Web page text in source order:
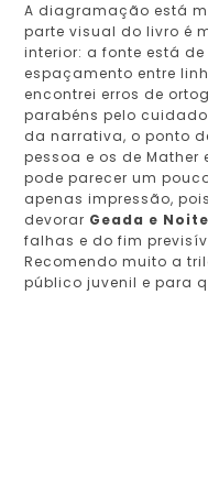
A diagramação está
parte visual do livro é
interior: a fonte está
espaçamento entre
encontrei erros de
parabéns pelo
da narrativa, o ponto
pessoa e os de Mather
pode parecer um
apenas impressão,
devorar Geada e Noite
falhas e do fim
Recomendo muito a
público juvenil e para